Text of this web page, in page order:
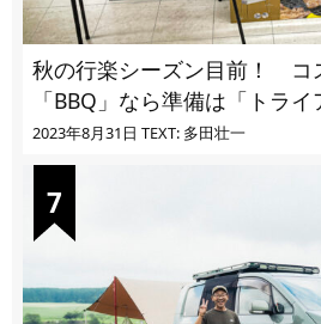
秋の行楽シーズン目前！ コ
「BBQ」なら準備は「トラ
2023年8月31日 TEXT: 多田壮一